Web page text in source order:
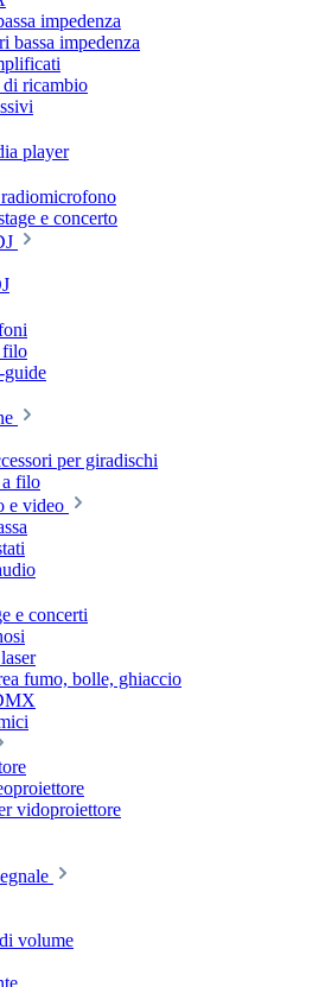
impedenza
bassa impedenza
ricambio
player
e concerto
filo
guide
per giradischi
filo
e video
e concerti
fumo, bolle, ghiaccio
vidoproiettore
volume